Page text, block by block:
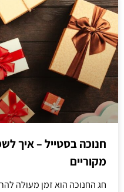
חנוכה בסטייל – איך
מקוריים
חג החנוכה הוא זמן מעולה